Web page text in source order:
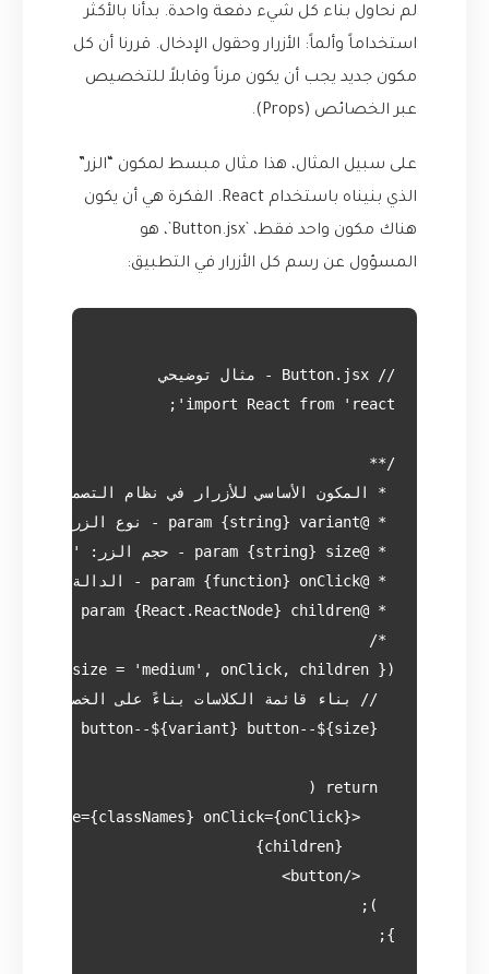
لم نحاول بناء كل شيء دفعة واحدة. بدأنا بالأكثر
استخداماً وألماً: الأزرار وحقول الإدخال. قررنا أن كل
مكون جديد يجب أن يكون مرناً وقابلاً للتخصيص
عبر الخصائص (Props).
على سبيل المثال، هذا مثال مبسط لمكون “الزر”
الذي بنيناه باستخدام React. الفكرة هي أن يكون
هناك مكون واحد فقط، `Button.jsx`، هو
المسؤول عن رسم كل الأزرار في التطبيق: